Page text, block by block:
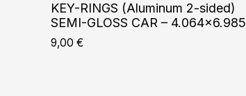
KEY-RINGS (Aluminum 2-sided)
SEMI-GLOSS CAR – 4.064×6.985
9,00 €